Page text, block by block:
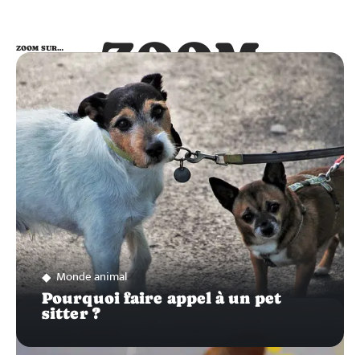
ZOOM
SUR…
ZOOM SUR…
Monde animal
Pourquoi faire appel à un pet
sitter ?